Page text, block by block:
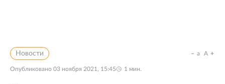
Новости
Опубликовано 03 ноября 2021, 15:45 1 мин.
a A